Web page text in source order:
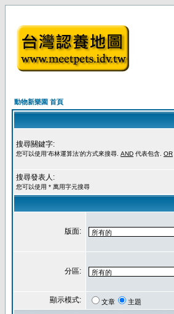
動物新樂園 首頁
搜尋關鍵字:
您可以使用'布林運算法'的方式來搜尋. AND 代表包含. OR
搜尋發表人:
您可以使用 * 萬用字元搜尋
版面:
分區:
顯示模式: 文章 主題